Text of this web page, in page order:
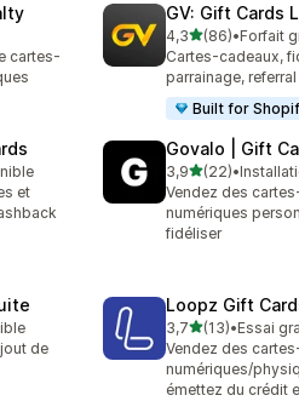
cartes-
GV: Gift Cards
4,3étoile(s) sur 5
(86)
86 avis au total
•Forfait
Cartes-cadeaux,
parrainage, referral
Built for
et
Govalo | Gift
3,9étoile(s) sur 5
(22)
22 avis au total
•
Vendez des
numériques
fidéliser
de
Loopz Gift
3,7étoile(s) sur 5
(13)
13 avis au total
•Essai
Vendez des
numériques/
émettez du crédit